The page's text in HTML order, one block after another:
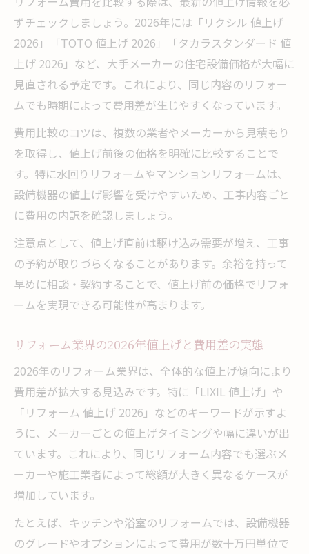
ずチェックしましょう。2026年には「リクシル 値上げ
2026」「TOTO 値上げ 2026」「タカラスタンダード 値
上げ 2026」など、大手メーカーの住宅設備価格が大幅に
見直される予定です。これにより、同じ内容のリフォー
ムでも時期によって費用差が生じやすくなっています。
費用比較のコツは、複数の業者やメーカーから見積もり
を取得し、値上げ前後の価格を明確に比較することで
す。特に水回りリフォームやマンションリフォームは、
設備機器の値上げ影響を受けやすいため、工事内容ごと
に費用の内訳を確認しましょう。
注意点として、値上げ直前は駆け込み需要が増え、工事
の予約が取りづらくなることがあります。余裕を持って
早めに相談・契約することで、値上げ前の価格でリフォ
ームを実現できる可能性が高まります。
リフォーム業界の2026年値上げと費用差の実態
2026年のリフォーム業界は、全体的な値上げ傾向により
費用差が拡大する見込みです。特に「LIXIL 値上げ」や
「リフォーム 値上げ 2026」などのキーワードが示すよ
うに、メーカーごとの値上げタイミングや幅に違いが出
ています。これにより、同じリフォーム内容でも選ぶメ
ーカーや施工業者によって総額が大きく異なるケースが
増加しています。
たとえば、キッチンや浴室のリフォームでは、設備機器
のグレードやオプションによって費用が数十万円単位で